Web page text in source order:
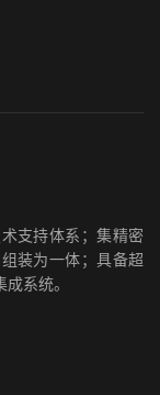
支持体系；集精密
装为一体；具备超
系统。